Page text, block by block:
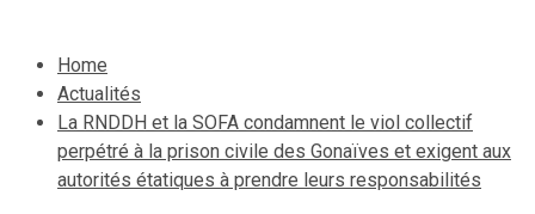
Home
Actualités
La RNDDH et la SOFA condamnent le viol collectif
perpétré à la prison civile des Gonaïves et exigent aux
autorités étatiques à prendre leurs responsabilités